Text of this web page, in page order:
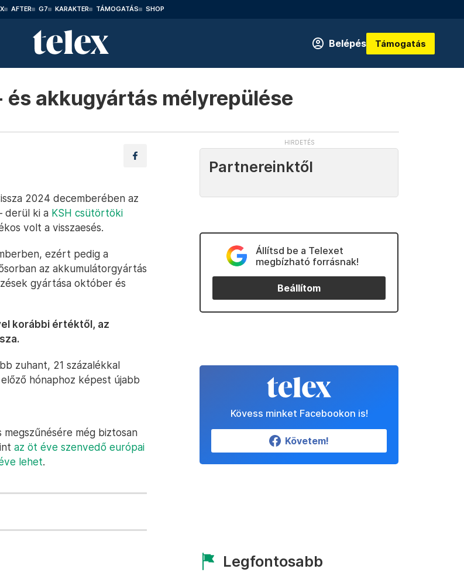
AFTER G7 KARAKTER TÁMOGATÁS SHOP
Belépés Támogatás
akkugyártás mélyrepülése
2024 decemberében az
derül ki a KSH csütörtöki
volt a visszaesés.
ezért pedig a
az akkumulátorgyártás
gyártása október és
korábbi értéktől, az
zuhant, 21 százalékkal
hónaphoz képest újabb
még biztosan
az öt éve szenvedő európai
lehet.
Partnereinktől
Állítsd be a Telexet
megbízható forrásnak!
Beállítom
Kövess minket Facebookon is!
Követem!
Legfontosabb